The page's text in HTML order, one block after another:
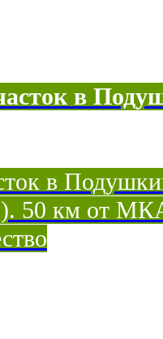
в
в
50 км от